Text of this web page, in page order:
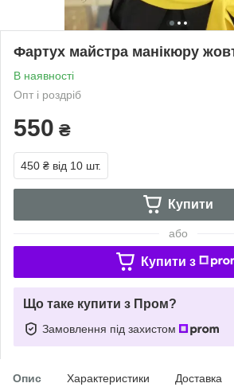
Фартух майстра манікюру
В наявності
Опт і роздріб
550 ₴
450 ₴ від 10 шт.
Купити
або
Купити з
Що таке купити з Пром?
Замовлення під захистом
Опис Характеристики Доставка